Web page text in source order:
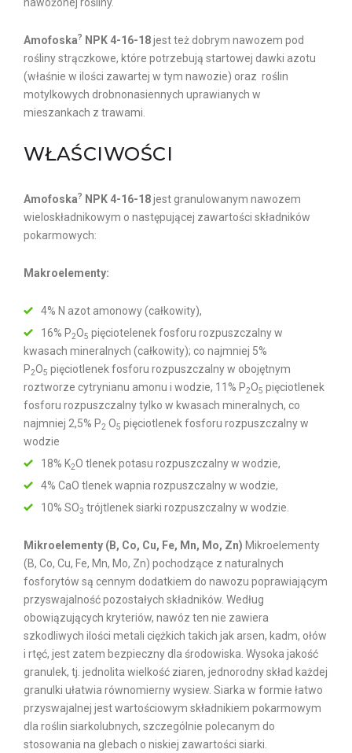
Amofoska? NPK 4-16-18jest też dobrym nawozem pod
rośliny strączkowe, które potrzebują startowej dawki azotu
(właśnie w ilości zawartej w tym nawozie) oraz roślin
motylkowych drobnonasiennych uprawianych w
mieszankach z trawami.
WŁAŚCIWOŚCI
Amofoska? NPK 4-16-18jest granulowanym nawozem
wieloskładnikowym o następującej zawartości składników
pokarmowych:
Makroelementy:
4% N azot amonowy (całkowity),
16% P2O5 pięciotelenek fosforu rozpuszczalny w
kwasach mineralnych (całkowity); co najmniej 5%
P2O5 pięciotlenek fosforu rozpuszczalny w obojętnym
roztworze cytrynianu amonu i wodzie, 11% P2O5 pięciotlenek
fosforu rozpuszczalny tylko w kwasach mineralnych, co
najmniej 2,5% P2 O5 pięciotlenek fosforu rozpuszczalny w
wodzie
18% K2O tlenek potasu rozpuszczalny w wodzie,
4% CaO tlenek wapnia rozpuszczalny w wodzie,
10% SO3 trójtlenek siarki rozpuszczalny w wodzie.
Mikroelementy (B, Co, Cu, Fe, Mn, Mo, Zn) Mikroelementy
(B, Co, Cu, Fe, Mn, Mo, Zn) pochodzące z naturalnych
fosforytów są cennym dodatkiem do nawozu poprawiającym
przyswajalność pozostałych składników. Według
obowiązujących kryteriów, nawóz ten nie zawiera
szkodliwych ilości metali ciężkich takich jak arsen, kadm, ołów
i rtęć, jest zatem bezpieczny dla środowiska. Wysoka jakość
granulek, tj. jednolita wielkość ziaren, jednorodny skład każdej
granulki ułatwia równomierny wysiew. Siarka w formie łatwo
przyswajalnej jest wartościowym składnikiem pokarmowym
dla roślin siarkolubnych, szczególnie polecanym do
stosowania na glebach o niskiej zawartości siarki.